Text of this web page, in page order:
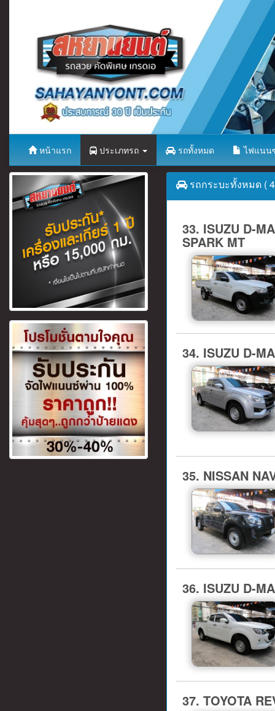
หน้าแรก ประเภทรถ รถทั้งหมด ไฟแนน
รถกระบะทั้งหมด (
33. ISUZU D-
SPARK MT
34. ISUZU D-
35. NISSAN
36. ISUZU D-
37. TOYOTA